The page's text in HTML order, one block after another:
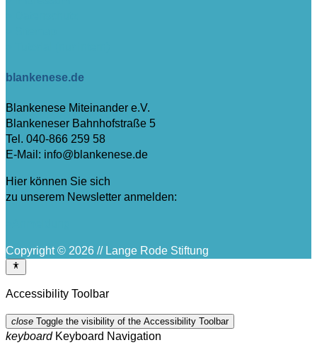
blankenese.de
Blankenese Miteinander e.V.
Blankeneser Bahnhofstraße 5
Tel. 040-866 259 58
E-Mail: info@blankenese.de
Hier können Sie sich
zu unserem Newsletter anmelden:
Copyright © 2026 // Lange Rode Stiftung
Accessibility Toolbar
close Toggle the visibility of the Accessibility Toolbar
keyboard Keyboard Navigation